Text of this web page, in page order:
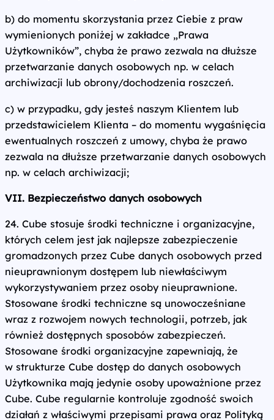
b) do momentu skorzystania przez Ciebie z praw
wymienionych poniżej w zakładce „Prawa
Użytkowników”, chyba że prawo zezwala na dłuższe
przetwarzanie danych osobowych np. w celach
archiwizacji lub obrony/dochodzenia roszczeń.
c) w przypadku, gdy jesteś naszym Klientem lub
przedstawicielem Klienta – do momentu wygaśnięcia
ewentualnych roszczeń z umowy, chyba że prawo
zezwala na dłuższe przetwarzanie danych osobowych
np. w celach archiwizacji;
VII. Bezpieczeństwo danych osobowych
24. Cube stosuje środki techniczne i organizacyjne,
których celem jest jak najlepsze zabezpieczenie
gromadzonych przez Cube danych osobowych przed
nieuprawnionym dostępem lub niewłaściwym
wykorzystywaniem przez osoby nieuprawnione.
Stosowane środki techniczne są unowocześniane
wraz z rozwojem nowych technologii, potrzeb, jak
również dostępnych sposobów zabezpieczeń.
Stosowane środki organizacyjne zapewniają, że
w strukturze Cube dostęp do danych osobowych
Użytkownika mają jedynie osoby upoważnione przez
Cube. Cube regularnie kontroluje zgodność swoich
działań z właściwymi przepisami prawa oraz Polityką